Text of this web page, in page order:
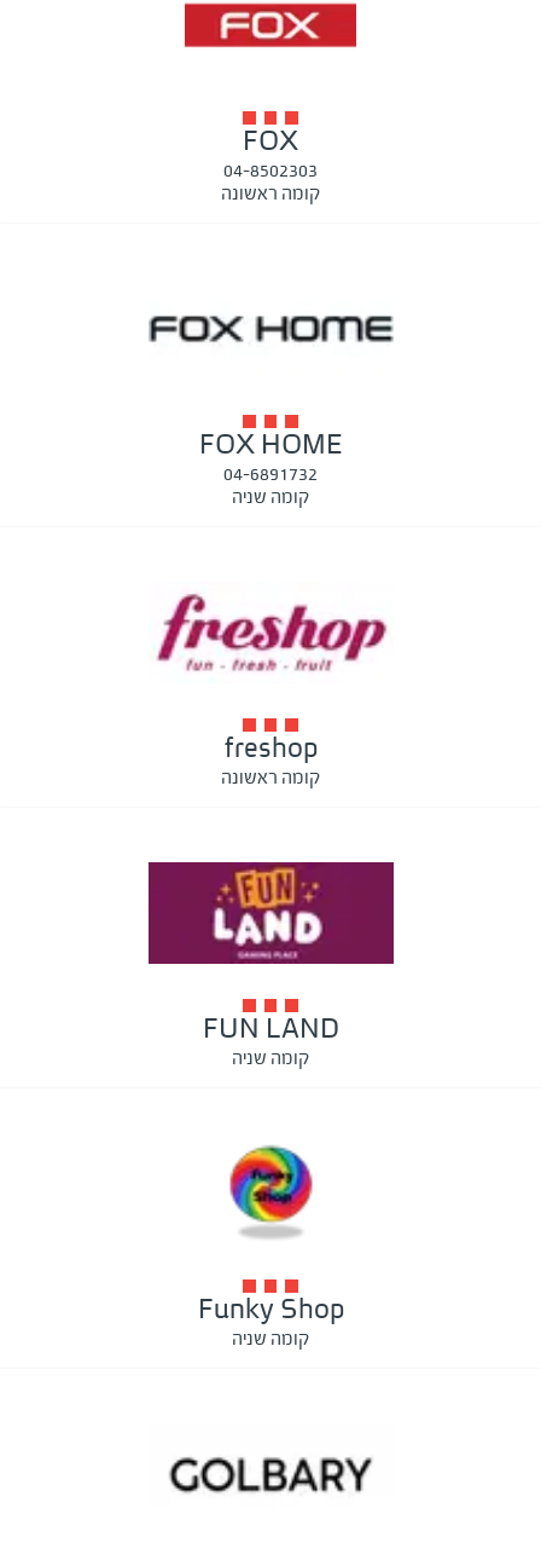
FOX
04-8502303
קומה ראשונה
FOX HOME
04-6891732
קומה שניה
freshop
קומה ראשונה
FUN LAND
קומה שניה
Funky Shop
קומה שניה